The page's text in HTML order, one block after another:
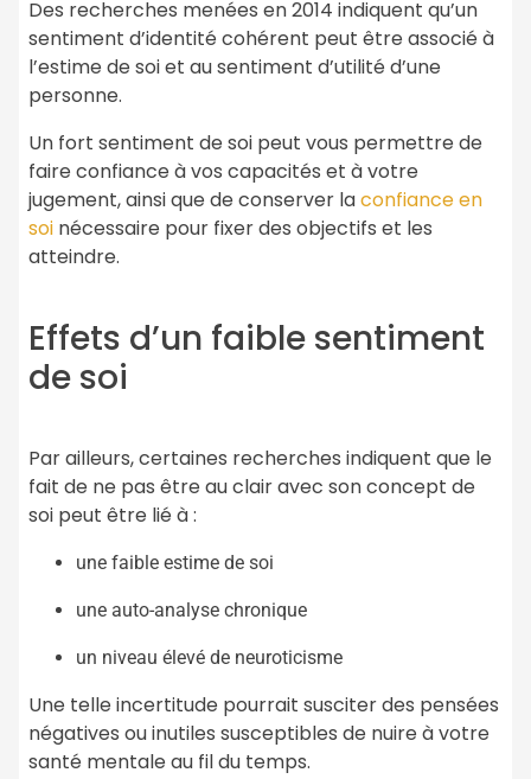
Des recherches menées en 2014 indiquent qu’un
sentiment d’identité cohérent peut être associé à
l’estime de soi et au sentiment d’utilité d’une
personne.
Un fort sentiment de soi peut vous permettre de
faire confiance à vos capacités et à votre
jugement, ainsi que de conserver laconfiance en
soi nécessaire pour fixer des objectifs et les
atteindre.
Effets d’un faible sentiment
de soi
Par ailleurs, certaines recherches indiquent que le
fait de ne pas être au clair avec son concept de
soi peut être lié à :
une faible estime de soi
une auto-analyse chronique
un niveau élevé de neuroticisme
Une telle incertitude pourrait susciter des pensées
négatives ou inutiles susceptibles de nuire à votre
santé mentale au fil du temps.